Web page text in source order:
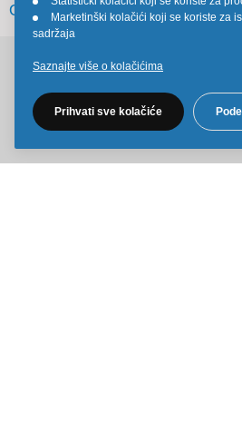
OSTALO
•
•
Marketinški kolačići koji se koriste za
sadržaja
Saznajte više o kolačićima
Prihvati sve kolačiće